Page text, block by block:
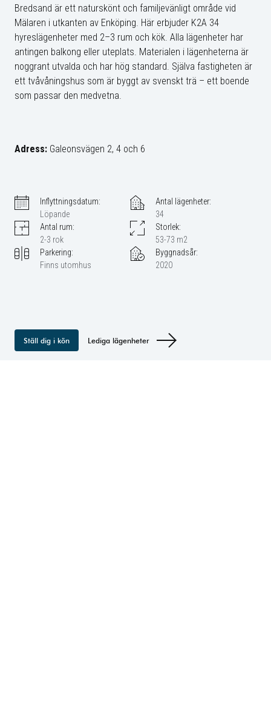
Bredsand är ett naturskönt och familjevänligt område vid
Mälaren i utkanten av Enköping. Här erbjuder K2A 34
hyreslägenheter med 2–3 rum och kök. Alla lägenheter har
antingen balkong eller uteplats. Materialen i lägenheterna är
noggrant utvalda och har hög standard. Själva fastigheten är
ett tvåvåningshus som är byggt av svenskt trä – ett boende
som passar den medvetna.
Ställ dig i kön Lediga lägenheter
Adress: Galeonsvägen 2, 4 och 6
Inflyttningsdatum:
Löpande
Antal lägenheter:
34
Antal rum:
2-3 rok
Storlek:
53-73 m2
Parkering:
Finns utomhus
Byggnadsår:
2020